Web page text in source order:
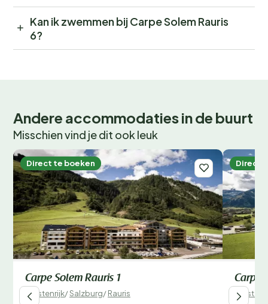
Kan ik zwemmen bij Carpe Solem Rauris
6?
Andere accommodaties in de buurt
Misschien vind je dit ook leuk
Direct te boeken
Carpe Solem Rauris 1
Oostenrijk/Salzburg/Rauris
Direct
Carpe